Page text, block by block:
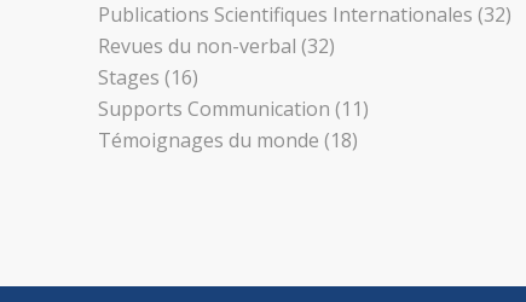
Publications Scientifiques Internationales (32)
Revues du non-verbal (32)
Stages (16)
Supports Communication (11)
Témoignages du monde (18)